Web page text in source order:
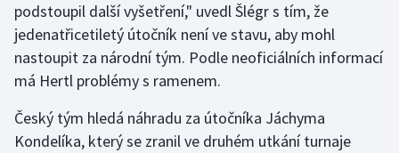
Golf
Gymnastika
Házená
podstoupil další vyšetření," uvedl Šlégr s tím, že
jedenatřicetiletý útočník není ve stavu, aby mohl
nastoupit za národní tým. Podle neoficiálních informací
má Hertl problémy s ramenem.
Český tým hledá náhradu za útočníka Jáchyma
Kondelíka, který se zranil ve druhém utkání turnaje